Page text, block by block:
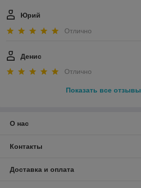
Юрий
Отлично
Денис
Отлично
Показать все отзывы
О нас
Контакты
Доставка и оплата